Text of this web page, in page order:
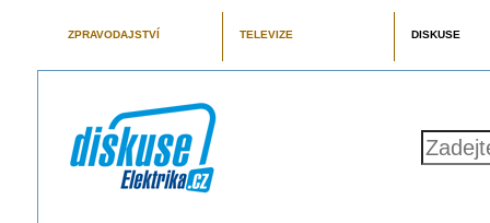
ZPRAVODAJSTVÍ TELEVIZE DISKUSE